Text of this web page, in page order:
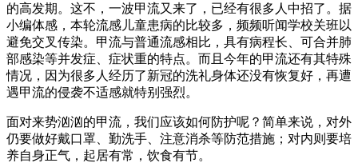
的高发期。这不，一波甲流又来了，已经有很多人中招了。据
小编体感，本轮流感儿童患病的比较多，频频听闻学校关班以
避免交叉传染。甲流与普通流感相比，具有病程长、可合并肺
部感染等并发症、症状重的特点。而且今年的甲流还有其特殊
情况，因为很多人经历了新冠的洗礼身体还没有恢复好，再遭
遇甲流的侵袭不适感就特别强烈。
面对来势汹汹的甲流，我们应该如何防护呢？简单来说，对外
仍要做好戴口罩、勤洗手、注意消杀等防范措施；对内则要培
养自身正气，起居有常，饮食有节。